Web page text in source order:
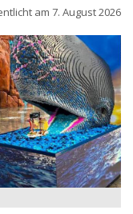
am 7. August 2026
LEGOLAND Water